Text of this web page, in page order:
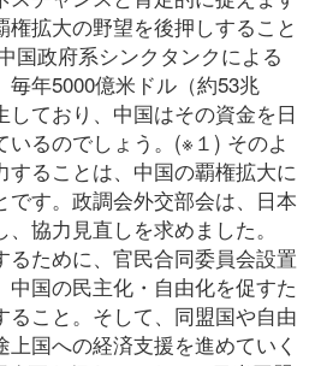
権拡大の野望を後押しすること
国政府系シンクタンクによる
毎年5000億米ドル（約53兆
しており、中国はその資金を日
るのでしょう。(※１) そのよ
することは、中国の覇権拡大に
です。政調会外交部会は、日本
協力見直しを求めました。
るために、官民合同委員会設置
国の民主化・自由化を促すた
ること。そして、同盟国や自由
国への経済支援を進めていく